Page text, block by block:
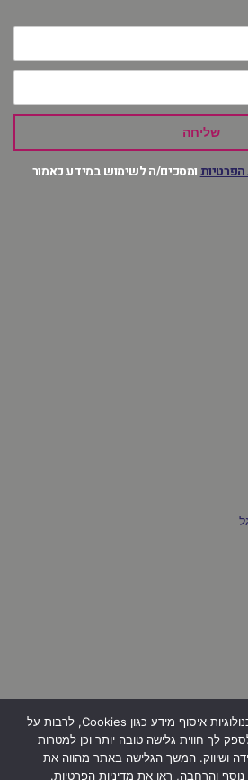
שליחה
הפרטיותומסכים/ה לשימוש במידע כאמור
באתר זה נעשה שימוש בטכנולוגיות איסוף מידע כגון Cookies, לרבות על
לך חווית גלישה טובה יותר וכן למטרות
ושיווק. המשך הגלישה באתר מהווה את
והרחבה, ראו את מדיניות הפרטיות.